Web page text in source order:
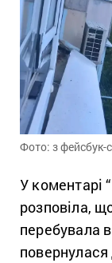
Фото: з фейсбук-
У коментарі
розповіла,
перебувала